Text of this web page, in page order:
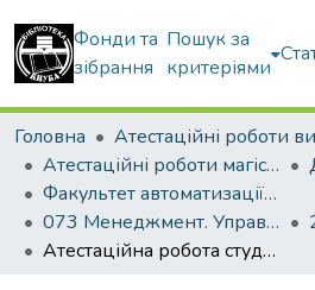
Фонди та
зібрання
Пошук за
критеріями
Головна
Атестаційні роботи магістрів
Факультет автоматизації і інформаційних технологій
073 Менеджмент. Управління проектами
Атестаційна робота студента Скіданова Євгена Володимировича